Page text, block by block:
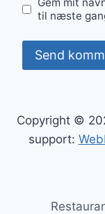
til næste
Copyright ©
support: